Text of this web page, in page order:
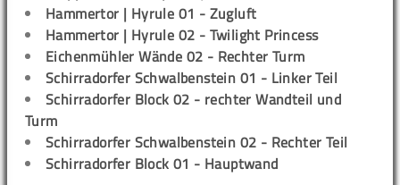
Hammertor | Hyrule 01 - Zugluft
Hammertor | Hyrule 02 - Twilight Princess
Eichenmühler Wände 02 - Rechter Turm
Schirradorfer Schwalbenstein 01 - Linker Teil
Schirradorfer Block 02 - rechter Wandteil und
Turm
Schirradorfer Schwalbenstein 02 - Rechter Teil
Schirradorfer Block 01 - Hauptwand